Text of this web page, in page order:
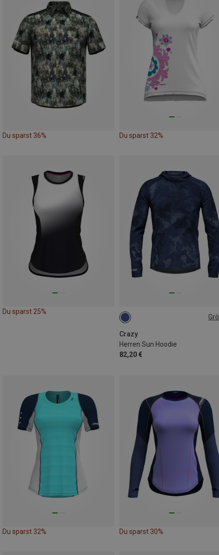
Du sparst 36% Du sparst 32%
Du sparst 25%
Crazy
Herren Sun Hoodie
82,20 €
L
Du sparst 32% Du sparst 30%